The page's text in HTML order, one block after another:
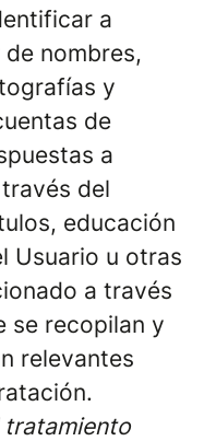
a
nombres,
y
de
a
del
educación
Usuario u otras
a través
se recopilan y
relevantes
tratamiento